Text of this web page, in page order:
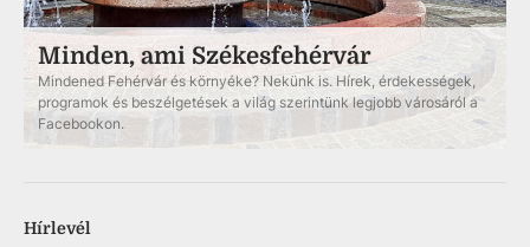
Minden, ami Székesfehérvár
Mindened Fehérvár és környéke? Nekünk is. Hírek, érdekességek,
programok és beszélgetések a világ szerintünk legjobb városáról a
Facebookon.
Hírlevél